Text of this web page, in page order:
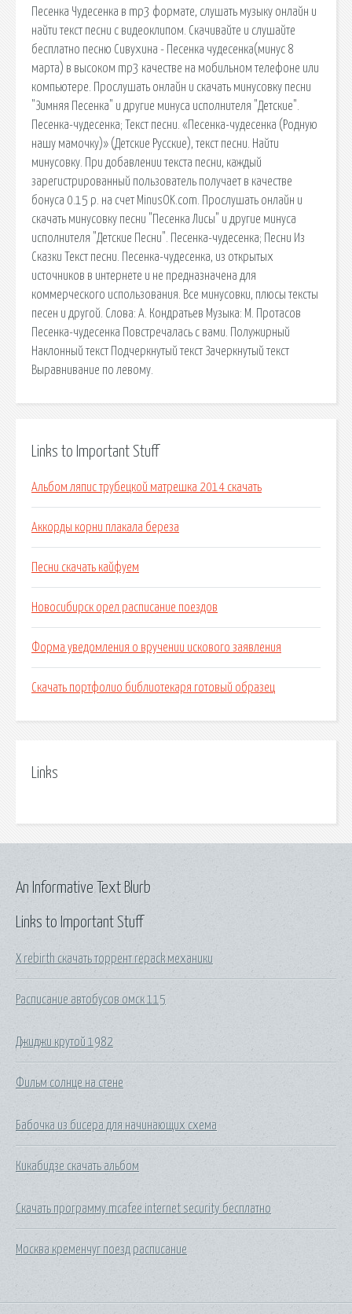
Песенка Чудесенка в mp3 формате, слушать музыку онлайн и
найти текст песни с видеоклипом. Скачивайте и слушайте
бесплатно песню Сивухина - Песенка чудесенка(минус 8
марта) в высоком mp3 качестве на мобильном телефоне или
компьютере. Прослушать онлайн и скачать минусовку песни
"Зимняя Песенка" и другие минуса исполнителя "Детские".
Песенка-чудесенка; Текст песни. «Песенка-чудесенка (Родную
нашу мамочку)» (Детские Русские), текст песни. Найти
минусовку. При добавлении текста песни, каждый
зарегистрированный пользователь получает в качестве
бонуса 0.15 р. на счет MinusOK.com. Прослушать онлайн и
скачать минусовку песни "Песенка Лисы" и другие минуса
исполнителя "Детские Песни". Песенка-чудесенка; Песни Из
Сказки Текст песни. Песенка-чудесенка, из открытых
источников в интернете и не предназначена для
коммерческого использования. Все минусовки, плюсы тексты
песен и другой. Слова: А. Кондратьев Музыка: М. Протасов
Песенка-чудесенка Повстречалась с вами. Полужирный
Наклонный текст Подчеркнутый текст Зачеркнутый текст
Выравнивание по левому.
Links to Important Stuff
Альбом ляпис трубецкой матрешка 2014 скачать
Аккорды корни плакала береза
Песни скачать кайфуем
Новосибирск орел расписание поездов
Форма уведомления о вручении искового заявления
Скачать портфолио библиотекаря готовый образец
Links
Links to Important Stuff
X rebirth скачать торрент repack механики
Расписание автобусов омск 115
Джиджи крутой 1982
Фильм солнце на стене
Бабочка из бисера для начинающих схема
Кикабидзе скачать альбом
Скачать программу mcafee internet security бесплатно
Москва кременчуг поезд расписание
An Informative Text Blurb